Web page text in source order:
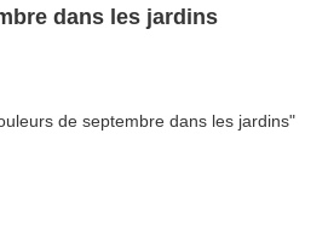
dans les jardins